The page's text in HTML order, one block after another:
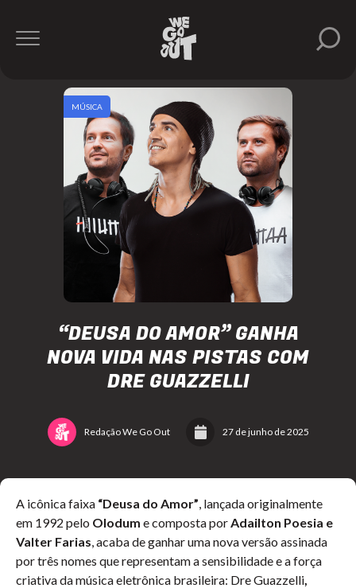
“DEUSA DO AMOR” GANHA
NOVA VIDA NAS PISTAS COM
DRE GUAZZELLI
Redação We Go Out 27 de junho de 2025
MÚSICA
A icônica faixa “Deusa do Amor”, lançada originalmente
em 1992 pelo Olodum e composta porAdailton Poesia e
Valter Farias, acaba de ganhar uma nova versão assinada
por três nomes que representam a sensibilidade e a força
criativa da música eletrônica brasileira: Dre Guazzelli,